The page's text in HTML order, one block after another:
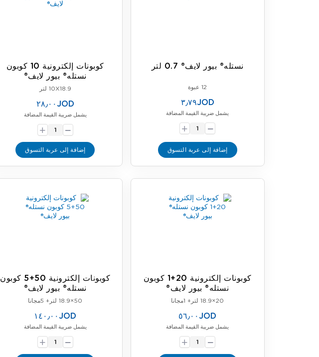
نستله® بيور لايف® 0.7 لتر
12 عبوة
٣٫٧٩JOD
يشمل ضريبة القيمة المضافة
-
+
إضافة إلى عربة التسوق
كوبونات إلكترونية 10 كوبون
نستله® بيور لايف®
10X18.9 لتر
٢٨٫٠٠JOD
يشمل ضريبة القيمة المضافة
-
+
إضافة إلى عربة التسوق
كوبونات إلكترونية 20+1 كوبون
نستله® بيور لايف®
20×18.9 لتر+ 1مجانا
٥٦٫٠٠JOD
يشمل ضريبة القيمة المضافة
-
+
كوبونات إلكترونية 50+5 كوبون
نستله® بيور لايف®
50×18.9 لتر+ 5مجانا
١٤٠٫٠٠JOD
يشمل ضريبة القيمة المضافة
-
+